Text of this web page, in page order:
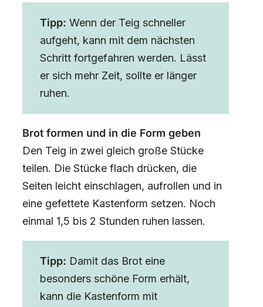
Tipp: Wenn der Teig schneller
aufgeht, kann mit dem nächsten
Schritt fortgefahren werden. Lässt
er sich mehr Zeit, sollte er länger
ruhen.
Brot formen und in die Form geben
Den Teig in zwei gleich große Stücke
teilen. Die Stücke flach drücken, die
Seiten leicht einschlagen, aufrollen und in
eine gefettete Kastenform setzen. Noch
einmal 1,5 bis 2 Stunden ruhen lassen.
Tipp: Damit das Brot eine
besonders schöne Form erhält,
kann die Kastenform mit